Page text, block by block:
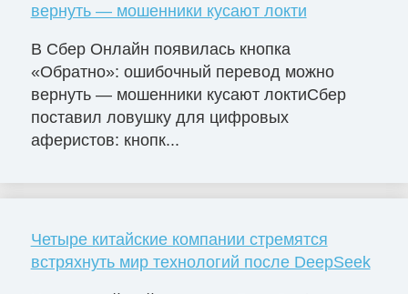
вернуть — мошенники кусают локти
В Сбер Онлайн появилась кнопка
«Обратно»: ошибочный перевод можно
вернуть — мошенники кусают локтиСбер
поставил ловушку для цифровых
аферистов: кнопк...
Четыре китайские компании стремятся
встряхнуть мир технологий после DeepSeek